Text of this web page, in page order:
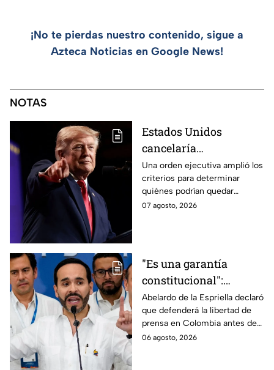
¡No te pierdas nuestro contenido, sigue a
Azteca Noticias en Google News!
NOTAS
Estados Unidos
cancelaría
nacionalidad por
nacimiento del líder
del CJNG
Una orden ejecutiva amplió los
criterios para determinar
quiénes podrían quedar
excluidos de la nacionalidad
07 agosto, 2026
"Es una garantía
constitucional":
Abelardo de la
Espriella promete
defender la libertad de
prensa en Colombia
Abelardo de la Espriella declaró
que defenderá la libertad de
prensa en Colombia antes de
asumir su cargo como
06 agosto, 2026